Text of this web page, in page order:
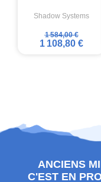
Shadow Systems
1 584,00 €
1 108,80 €
ANCIENS
C'EST EN